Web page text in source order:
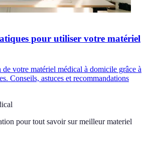
pour utiliser votre matériel
votre matériel médical à domicile grâce à
Conseils, astuces et recommandations
pour tout savoir sur meilleur materiel